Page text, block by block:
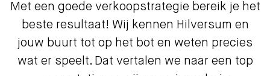
Met een goede verkoopstrategie bereik je het
beste resultaat! Wij kennen Hilversum en
jouw buurt tot op het bot en weten precies
wat er speelt. Dat vertalen we naar een top